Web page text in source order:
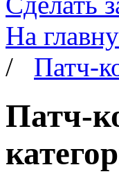
На
/ Патч-
Патч-